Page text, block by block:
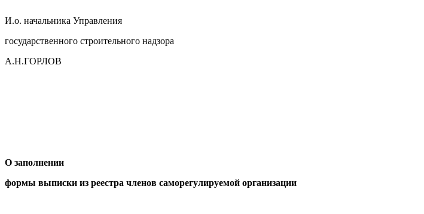
И.о. начальника Управления
государственного строительного надзора
А.Н.ГОРЛОВ
О заполнении
формы выписки из реестра членов саморегулируемой организации